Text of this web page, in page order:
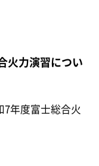
火力演習につい
年度富士総合火